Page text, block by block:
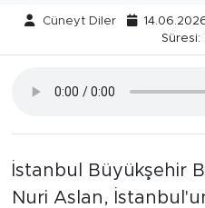
Cüneyt Diler
Süresi:
İstanbul Büyükşehir
Nuri Aslan,